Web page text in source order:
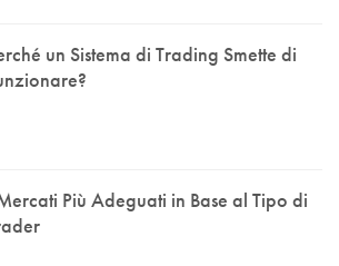
un Sistema di Trading Smette di
Più Adeguati in Base al Tipo di